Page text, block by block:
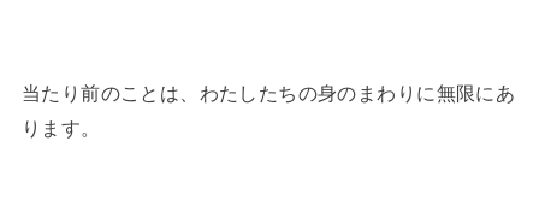
当たり前のことは、わたしたちの身のまわりに無限にあ
ります。